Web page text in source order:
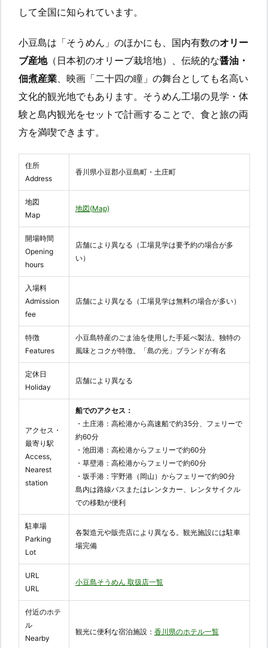
して全国に知られています。
小豆島は「そうめん」のほかにも、国内有数のオリー
ブ産地（日本初のオリーブ栽培地）、伝統的な醤油・
佃煮産業、映画「二十四の瞳」の舞台としても名高い
文化的観光地でもあります。そうめん工場の見学・体
験と島内観光をセットで計画することで、食と旅の両
方を満喫できます。
住所
Address
香川県小豆郡小豆島町・土庄町
地図
Map
地図(Map)
開場時間
Opening
hours
店舗により異なる（工場見学は要予約の場合が多
い）
入場料
Admission
fee
店舗により異なる（工場見学は無料の場合が多い）
特徴
Features
小豆島特産のごま油を使用した手延べ製法。独特の
風味とコクが特徴。「島の光」ブランドが有名
定休日
Holiday
店舗により異なる
アクセス・
最寄り駅
Access,
Nearest
station
船でのアクセス：
・土庄港：高松港から高速船で約35分、フェリーで
約60分
・池田港：高松港からフェリーで約60分
・草壁港：高松港からフェリーで約60分
・坂手港：宇野港（岡山）からフェリーで約90分
島内は路線バスまたはレンタカー、レンタサイクル
での移動が便利
駐車場
Parking
Lot
各製造元や販売店により異なる。観光施設には駐車
場完備
URL
URL
小豆島そうめん 取扱店一覧
付近のホテ
ル
Nearby
観光に便利な宿泊施設： 香川県のホテル一覧